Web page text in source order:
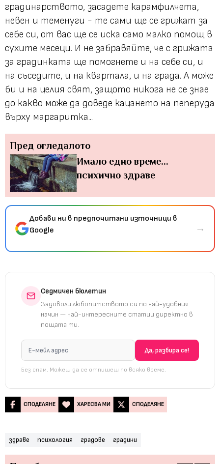
градинарството, засадете карамфилчета,
невен и теменуги - те сами ще се грижат за
себе си, от вас ще се иска само малко помощ в
сухите месеци. И не забравяйте, че с грижата
за градинката ще помогнете и на себе си, и
на съседите, и на квартала, и на града. А може
би и на целия свят, защото никога не се знае
до какво може да доведе кацането на пеперуда
върху маргаритка...
Пред огледалото
Имало едно време...
психично здраве
Добави ни в предпочитани източници в
Google
→
Седмичен бюлетин
Задоволи любопитството си по най-удобния
начин — най-интересните статии директно в
пощата ти.
Без спам. Можеш да се отпишеш по всяко време.
СПОДЕЛЯНЕ ХАРЕСВА МИ СПОДЕЛЯНЕ
здраве психология градове градини